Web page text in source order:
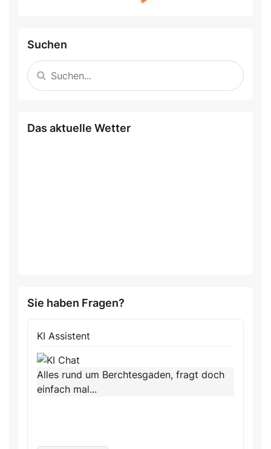
Suchen
Das aktuelle Wetter
Sie haben Fragen?
KI Assistent
Alles rund um Berchtesgaden, fragt doch
einfach mal...